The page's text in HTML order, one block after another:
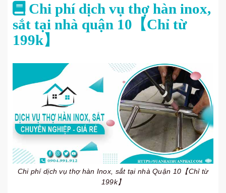
Chi phí dịch vụ thợ hàn inox,
sắt tại nhà quận 10【Chỉ từ
199k】
Chi phí dịch vụ thợ hàn Inox, sắt tại nhà Quận 10【Chỉ từ
199k】